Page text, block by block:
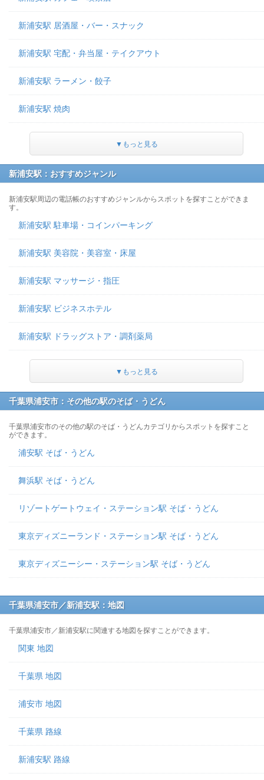
新浦安駅 居酒屋・バー・スナック
新浦安駅 宅配・弁当屋・テイクアウト
新浦安駅 ラーメン・餃子
新浦安駅 焼肉
▼もっと見る
新浦安駅：おすすめジャンル
新浦安駅周辺の電話帳のおすすめジャンルからスポットを探すことができま
す。
新浦安駅 駐車場・コインパーキング
新浦安駅 美容院・美容室・床屋
新浦安駅 マッサージ・指圧
新浦安駅 ビジネスホテル
新浦安駅 ドラッグストア・調剤薬局
▼もっと見る
千葉県浦安市：その他の駅のそば・うどん
千葉県浦安市のその他の駅のそば・うどんカテゴリからスポットを探すこと
ができます。
浦安駅 そば・うどん
舞浜駅 そば・うどん
リゾートゲートウェイ・ステーション駅 そば・うどん
東京ディズニーランド・ステーション駅 そば・うどん
東京ディズニーシー・ステーション駅 そば・うどん
千葉県浦安市／新浦安駅：地図
千葉県浦安市／新浦安駅に関連する地図を探すことができます。
関東 地図
千葉県 地図
浦安市 地図
千葉県 路線
新浦安駅 路線